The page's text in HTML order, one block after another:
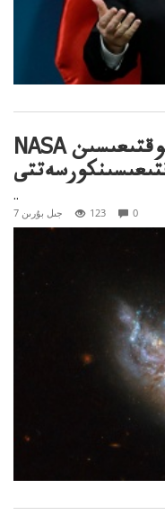
NASA گالاكتيكالار سوقتىعىسىن
..
7 جىل بۇرىن 123 0